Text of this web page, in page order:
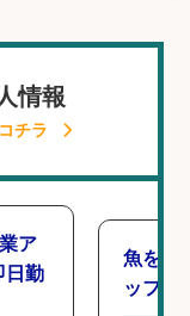
情報
チラ
ア
日勤
魚をさ
ッフ」